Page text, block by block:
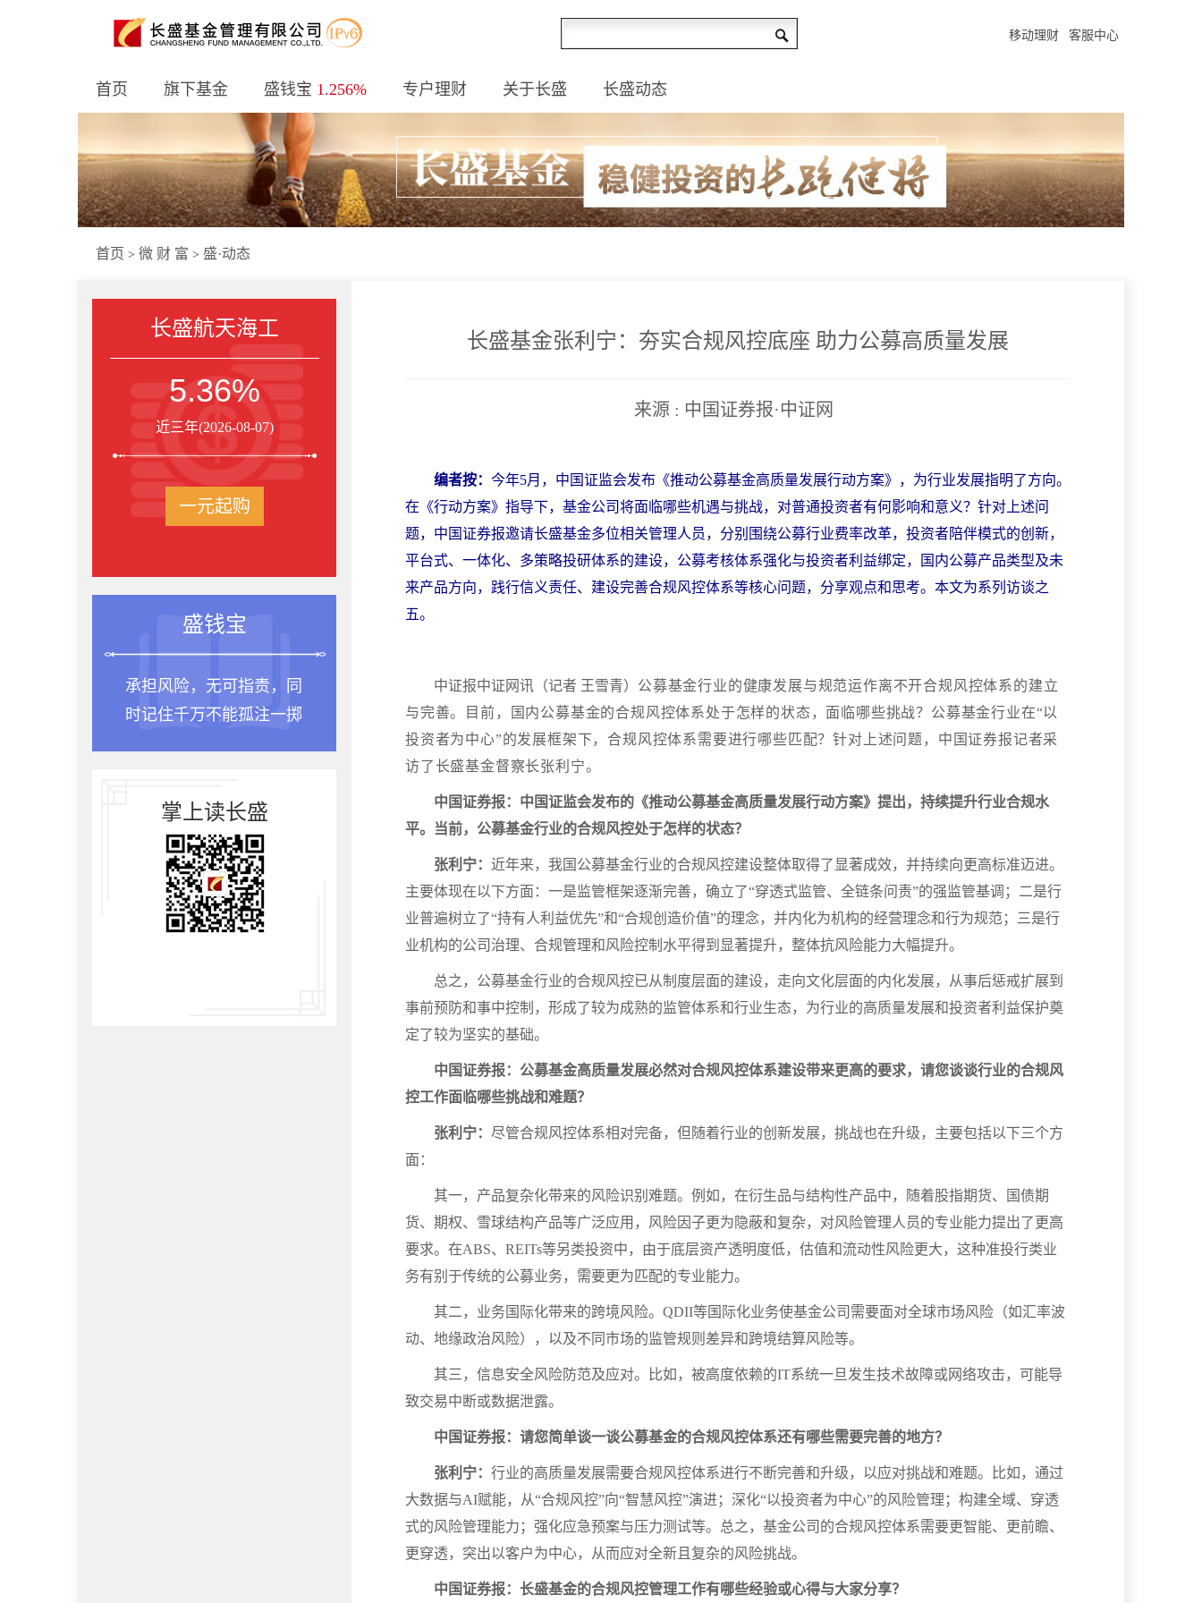
移动理财 客服中心
首页 旗下基金 盛钱宝 1.256% 专户理财 关于长盛 长盛动态
首页 > 微 财 富 > 盛·动态
长盛航天海工
5.36%
近三年(2026-08-07)
一元起购
盛钱宝
承担风险，无可指责，同
时记住千万不能孤注一掷
掌上读长盛
长盛基金张利宁：夯实合规风控底座 助力公募高质量发展
来源 : 中国证券报·中证网
编者按： 今年5月，中国证监会发布《推动公募基金高质量发展行动方案》，为行业发展指明了方向。
在《行动方案》指导下，基金公司将面临哪些机遇与挑战，对普通投资者有何影响和意义？针对上述问
题，中国证券报邀请长盛基金多位相关管理人员，分别围绕公募行业费率改革，投资者陪伴模式的创新，
平台式、一体化、多策略投研体系的建设，公募考核体系强化与投资者利益绑定，国内公募产品类型及未
来产品方向，践行信义责任、建设完善合规风控体系等核心问题，分享观点和思考。本文为系列访谈之
五。
中证报中证网讯（记者 王雪青） 公募基金行业的健康发展与规范运作离不开合规风控体系的建立
与完善。目前，国内公募基金的合规风控体系处于怎样的状态，面临哪些挑战？公募基金行业在“以
投资者为中心”的发展框架下，合规风控体系需要进行哪些匹配？针对上述问题，中国证券报记者采
访了长盛基金督察长张利宁。
中国证券报：中国证监会发布的《推动公募基金高质量发展行动方案》提出，持续提升行业合规水
平。当前，公募基金行业的合规风控处于怎样的状态？
张利宁： 近年来，我国公募基金行业的合规风控建设整体取得了显著成效，并持续向更高标准迈进。
主要体现在以下方面：一是监管框架逐渐完善，确立了“穿透式监管、全链条问责”的强监管基调；二是行
业普遍树立了“持有人利益优先”和“合规创造价值”的理念，并内化为机构的经营理念和行为规范；三是行
业机构的公司治理、合规管理和风险控制水平得到显著提升，整体抗风险能力大幅提升。
总之，公募基金行业的合规风控已从制度层面的建设，走向文化层面的内化发展，从事后惩戒扩展到
事前预防和事中控制，形成了较为成熟的监管体系和行业生态，为行业的高质量发展和投资者利益保护奠
定了较为坚实的基础。
中国证券报：公募基金高质量发展必然对合规风控体系建设带来更高的要求，请您谈谈行业的合规风
控工作面临哪些挑战和难题？
张利宁： 尽管合规风控体系相对完备，但随着行业的创新发展，挑战也在升级，主要包括以下三个方
面：
其一，产品复杂化带来的风险识别难题。例如，在衍生品与结构性产品中，随着股指期货、国债期
货、期权、雪球结构产品等广泛应用，风险因子更为隐蔽和复杂，对风险管理人员的专业能力提出了更高
要求。在ABS、REITs等另类投资中，由于底层资产透明度低，估值和流动性风险更大，这种准投行类业
务有别于传统的公募业务，需要更为匹配的专业能力。
其二，业务国际化带来的跨境风险。QDII等国际化业务使基金公司需要面对全球市场风险（如汇率波
动、地缘政治风险），以及不同市场的监管规则差异和跨境结算风险等。
其三，信息安全风险防范及应对。比如，被高度依赖的IT系统一旦发生技术故障或网络攻击，可能导
致交易中断或数据泄露。
中国证券报：请您简单谈一谈公募基金的合规风控体系还有哪些需要完善的地方？
张利宁： 行业的高质量发展需要合规风控体系进行不断完善和升级，以应对挑战和难题。比如，通过
大数据与AI赋能，从“合规风控”向“智慧风控”演进；深化“以投资者为中心”的风险管理；构建全域、穿透
式的风险管理能力；强化应急预案与压力测试等。总之，基金公司的合规风控体系需要更智能、更前瞻、
更穿透，突出以客户为中心，从而应对全新且复杂的风险挑战。
中国证券报：长盛基金的合规风控管理工作有哪些经验或心得与大家分享？